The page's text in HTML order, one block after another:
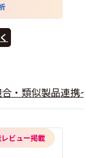
・類似製品連携
ビュー掲載